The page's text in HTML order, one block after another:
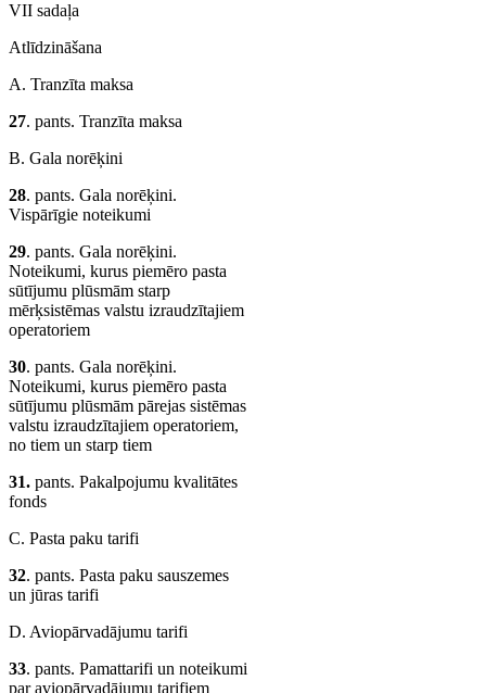
VII sadaļa
Atlīdzināšana
A. Tranzīta maksa
27. pants. Tranzīta maksa
B. Gala norēķini
28. pants. Gala norēķini.
Vispārīgie noteikumi
29. pants. Gala norēķini.
Noteikumi, kurus piemēro pasta
sūtījumu plūsmām starp
mērķsistēmas valstu izraudzītajiem
operatoriem
30. pants. Gala norēķini.
Noteikumi, kurus piemēro pasta
sūtījumu plūsmām pārejas sistēmas
valstu izraudzītajiem operatoriem,
no tiem un starp tiem
31. pants. Pakalpojumu kvalitātes
fonds
C. Pasta paku tarifi
32. pants. Pasta paku sauszemes
un jūras tarifi
D. Aviopārvadājumu tarifi
33. pants. Pamattarifi un noteikumi
par aviopārvadājumu tarifiem